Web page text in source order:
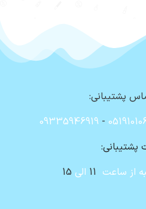
پشتیبانی:
-
09335946919
پشتیبانی:
از ساعت 11 الی 15